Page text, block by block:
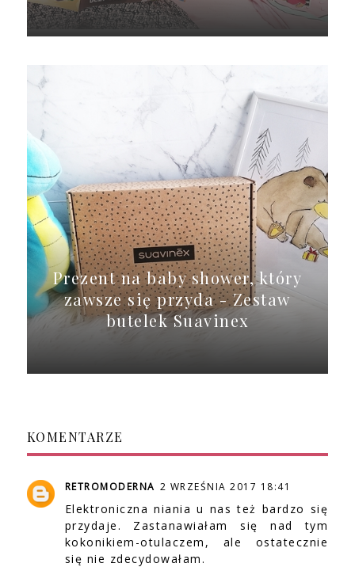
Prezent na baby shower, który
zawsze się przyda - Zestaw
butelek Suavinex
KOMENTARZE
RETROMODERNA 2 WRZEŚNIA 2017 18:41
Elektroniczna niania u nas też bardzo się
przydaje. Zastanawiałam się nad tym
kokonikiem-otulaczem, ale ostatecznie
się nie zdecydowałam.